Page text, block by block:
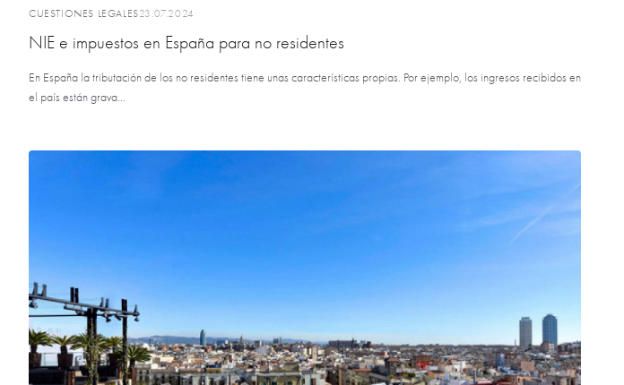
CUESTIONES LEGALES23.07.2024
NIE e impuestos en España para no residentes
En España la tributación de los no residentes tiene unas características propias. Por ejemplo, los ingresos recibidos en
el país están grava...